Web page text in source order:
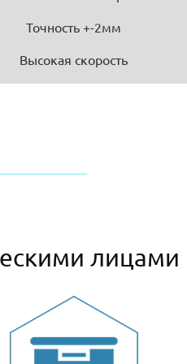
Точность +-2мм
Высокая скорость
лицами